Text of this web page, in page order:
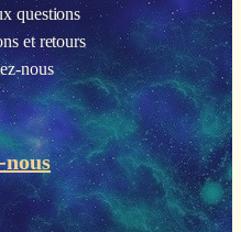
questions
et retours
nous
nous